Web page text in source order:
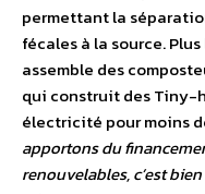
permettant la
fécales à la source.
assemble des
qui construit des Tiny-
électricité pour moins
apportons du
renouvelables, c’est